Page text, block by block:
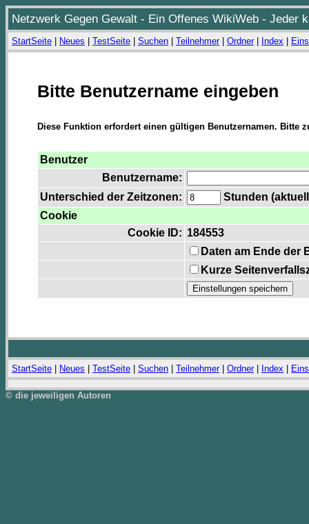
Netzwerk Gegen Gewalt - Ein Offenes WikiWeb - Jeder
StartSeite Neues TestSeite Suchen Teilnehmer| Ordner| Index
Bitte Benutzername eingeben
Diese Funktion erfordert einen gültigen Benutzernamen. Bitte
Benutzer
Benutzername:
Unterschied der Zeitzonen:
Stunden
Cookie
Cookie ID: 184553
Daten am Ende der
Kurze
StartSeite Neues TestSeite Suchen Teilnehmer| Ordner| Index
© die jeweiligen Autoren